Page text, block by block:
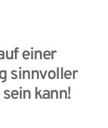
einer
sinnvoller
kann!